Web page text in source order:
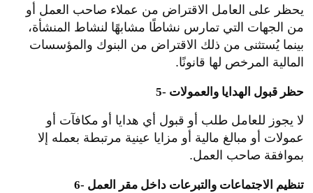
يحظر على العامل الاقتراض من عملاء صاحب العمل أو
من الجهات التي تمارس نشاطًا مشابهًا لنشاط المنشأة،
بينما يُستثنى من ذلك الاقتراض من البنوك والمؤسسات
المالية المرخص لها قانونًا.
5- حظر قبول الهدايا والعمولات
لا يجوز للعامل طلب أو قبول أي هدايا أو مكافآت أو
عمولات أو مبالغ مالية أو مزايا عينية مرتبطة بعمله إلا
بموافقة صاحب العمل.
6- تنظيم الاجتماعات والتبرعات داخل مقر العمل